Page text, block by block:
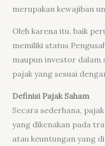
merupakan kewajiban
Oleh karena itu, baik
memiliki status
maupun investor dalam
pajak yang sesuai
Definisi Pajak Saham
Secara sederhana,
yang dikenakan pada
atau keuntungan yang